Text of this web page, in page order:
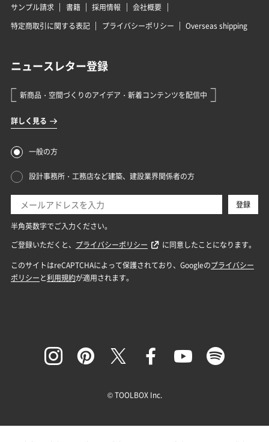
サンプル請求
書籍 採用情報
会社概要
特定商取引に関する表記
プライバシーポリシー Overseas shipping
© TOOLBOX Inc.